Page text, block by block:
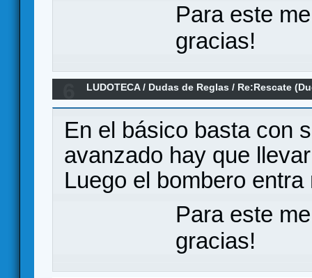
Para este
gracias!
LUDOTECA/ Dudas de Reglas / Re:Rescate
En el básico basta con
avanzado hay que
Luego el bombero
Para este
gracias!